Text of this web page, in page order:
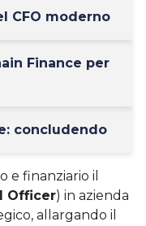
CFO moderno
Finance per
concludendo
e finanziario il
Officer) in azienda
allargando il